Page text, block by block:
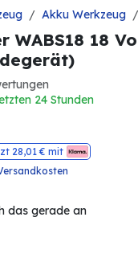
Akku Werkzeug
WABS18 18
24 Stunden
28,01€ mit
das gerade an